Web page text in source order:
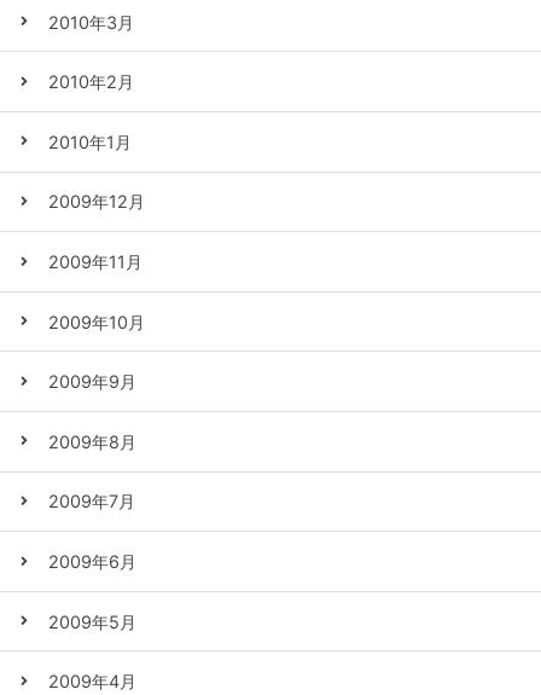
2010年3月
2010年2月
2010年1月
2009年12月
2009年11月
2009年10月
2009年9月
2009年8月
2009年7月
2009年6月
2009年5月
2009年4月